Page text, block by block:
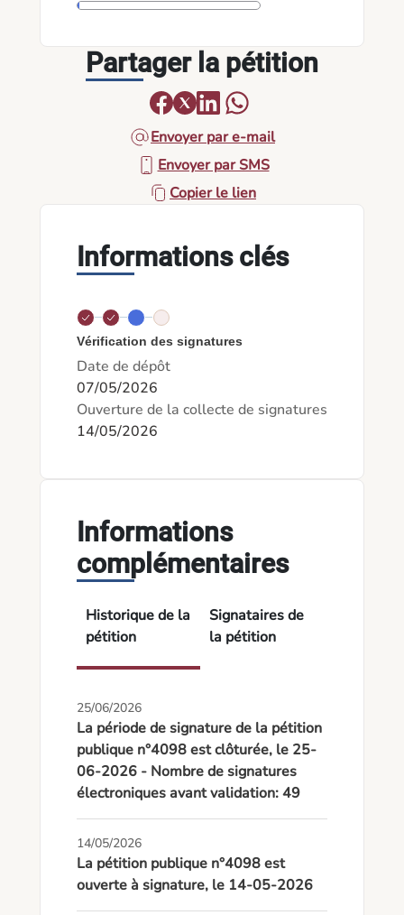
Partager la pétition
Envoyer par e-mail
Envoyer par SMS
Copier le lien
Informations clés
Vérification des signatures
Date de dépôt
07/05/2026
Ouverture de la collecte de signatures
14/05/2026
Informations
complémentaires
Historique de la
pétition
Signataires de
la pétition
25/06/2026
La période de signature de la pétition
publique n°4098 est clôturée, le 25-
06-2026 - Nombre de signatures
électroniques avant validation: 49
14/05/2026
La pétition publique n°4098 est
ouverte à signature, le 14-05-2026